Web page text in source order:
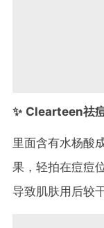
✨ Clearteen祛
里面含有水杨酸
果，轻拍在痘痘
导致肌肤用后较